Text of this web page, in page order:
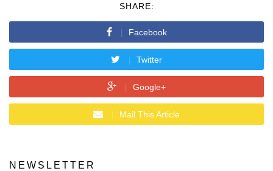
SHARE:
Facebook
Twitter
Google+
Mail This Article
NEWSLETTER